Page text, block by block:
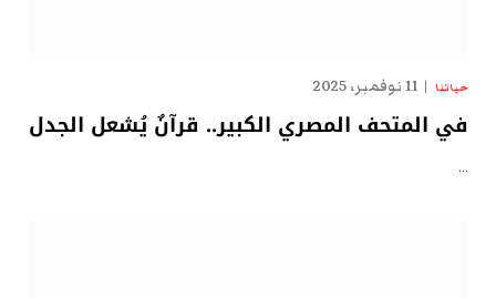
حياتنا 11 نوفمبر، 2025
في المتحف المصري الكبير.. قرآنٌ يُشعل الجدل
…